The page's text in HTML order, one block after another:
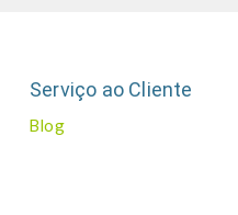
Serviço ao Cliente
Blog